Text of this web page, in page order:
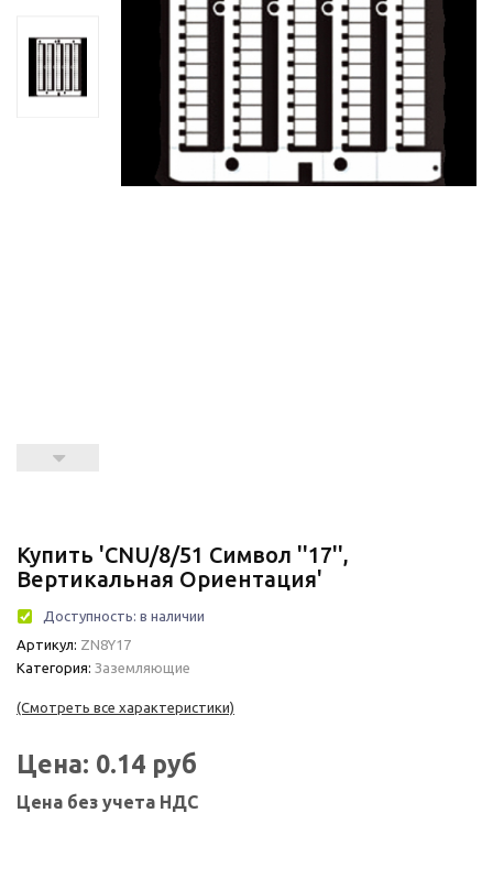
Купить 'CNU/8/51 Символ ''17'',
Вертикальная Ориентация'
Доступность: в наличии
Артикул: ZN8Y17
Категория: Заземляющие
(Смотреть все характеристики)
Цена: 0.14 руб
Цена без учета НДС